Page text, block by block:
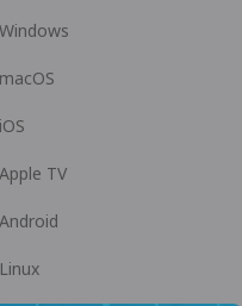
Windows
macOS
iOS
Apple TV
Android
Linux